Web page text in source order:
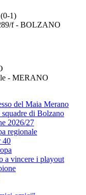
1)
f - BOLZANO
- MERANO
del Maia Merano
squadre di Bolzano
2026/27
regionale
40
a vincere i playout